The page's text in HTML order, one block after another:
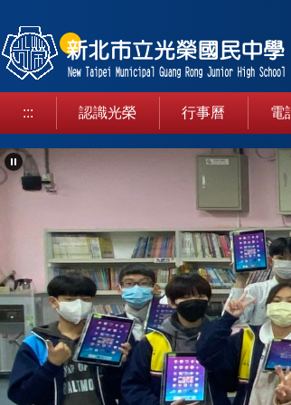
到
主
要
::: 認識光榮 行事曆 電